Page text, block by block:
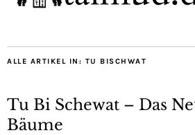
ALLE ARTIKEL IN: TU BISCHWAT
Tu Bi Schewat – Das
Bäume